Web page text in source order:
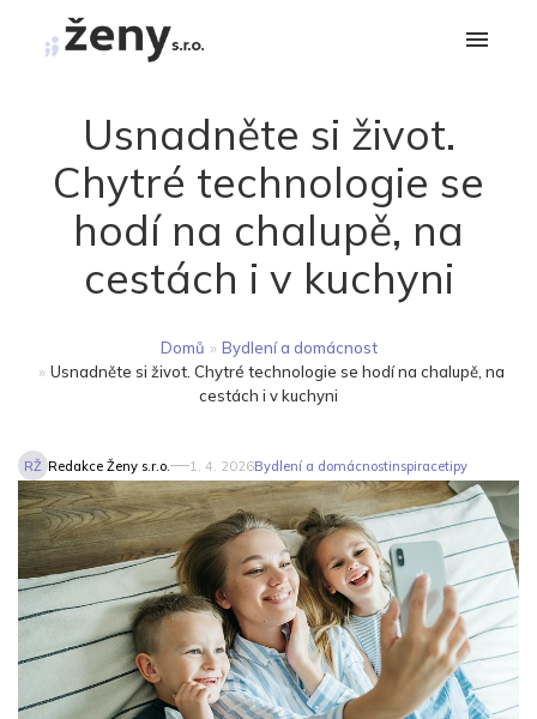
Usnadněte si život.
Chytré technologie se
hodí na chalupě, na
cestách i v kuchyni
Domů » Bydlení a domácnost
» Usnadněte si život. Chytré technologie se hodí na chalupě, na
cestách i v kuchyni
RŽ Redakce Ženy s.r.o. 1. 4. 2026Bydlení a domácnostinspiracetipy